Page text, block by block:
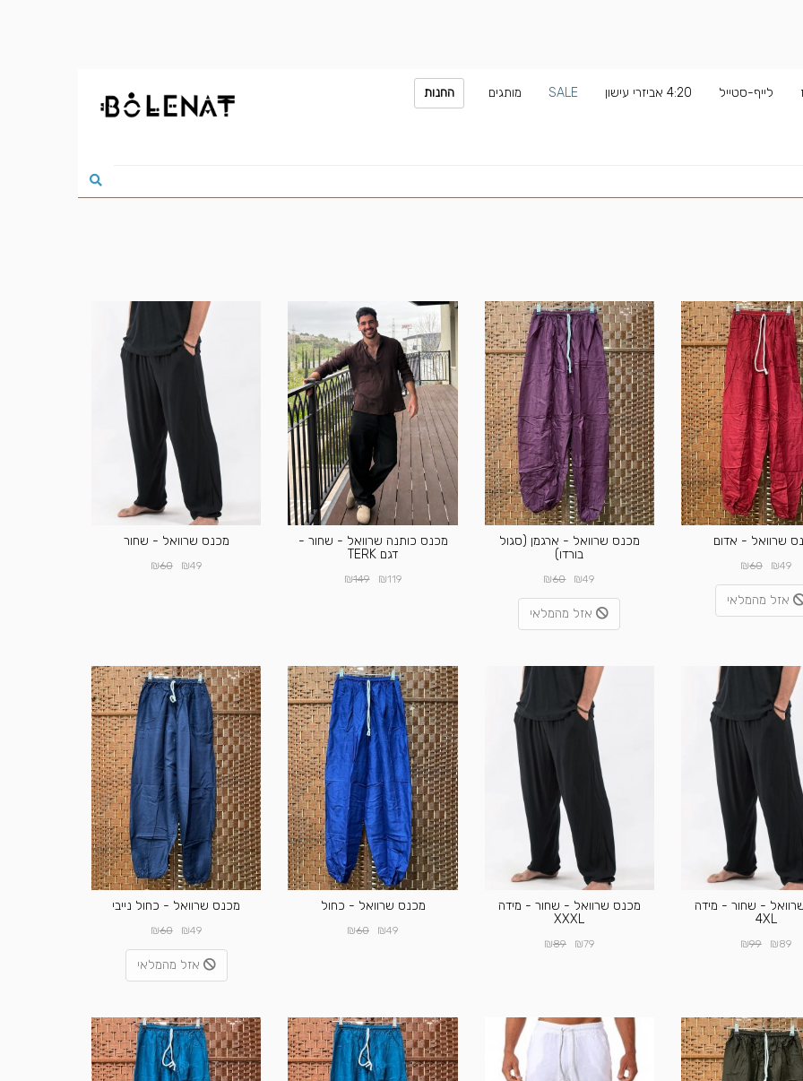
לייף-סטייל 4:20 אביזרי עישון SALE מותגים החנות
שרוואל - אדום
₪49
₪60
אזל מהמלאי
מכנס שרוואל - ארגמן (סגול
בורדו)
₪49
₪60
אזל מהמלאי
מכנס כותנה שרוואל - שחור -
דגם TERK
₪119
₪149
מכנס שרוואל - שחור
₪49
₪60
- שחור - מידה
4XL
₪89
₪99
מכנס שרוואל - שחור - מידה
XXXL
₪79
₪89
מכנס שרוואל - כחול
₪49
₪60
מכנס שרוואל - כחול נייבי
₪49
₪60
אזל מהמלאי